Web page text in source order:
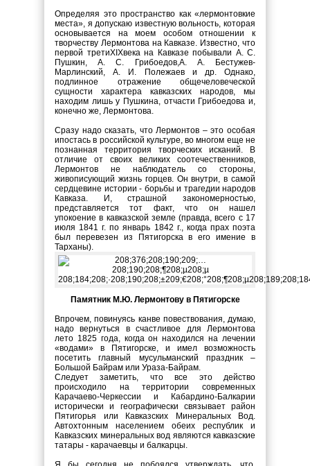
Определяя это пространство как «лермонтовкие
места», я допускаю известную вольность, которая
основывается на моем особом отношении к
творчеству Лермонтова на Кавказе. Известно, что
первой третиXIXвека на Кавказе побывали А. С.
Пушкин, А. С. Грибоедов,А. А. Бестужев-
Марлинский, А. И. Полежаев и др. Однако,
подлинное отражение общечеловеческой
сущности характера кавказских народов, мы
находим лишь у Пушкина, отчасти Грибоедова и,
конечно же, Лермонтова.
Сразу надо сказать, что Лермонтов – это особая
ипостась в российской культуре, во многом еще не
познанная территория творческих исканий. В
отличие от своих великих соотечественников,
Лермонтов не наблюдатель со стороны,
живописующий жизнь горцев. Он внутри, в самой
сердцевине истории - борьбы и трагедии народов
Кавказа. И, страшной закономерностью,
представляется тот факт, что он нашел
упокоение в кавказской земле (правда, всего с 17
июля 1841 г. по январь 1842 г., когда прах поэта
был перевезен из Пятигорска в его имение в
Тарханы).
Памятник М.Ю. Лермонтову в Пятигорске
Впрочем, повинуясь канве повествования, думаю,
надо вернуться в счастливое для Лермонтова
лето 1825 года, когда он находился на лечении
«водами» в Пятигорске, и имел возможность
посетить главный мусульманский праздник –
Большой Байрам или Ураза-Байрам.
Следует заметить, что все это действо
происходило на территории современных
Карачаево-Черкессии и Кабардино-Балкарии
исторически и географически связывает район
Пятигорья или Кавказских Минеральных Вод.
Автохтонным населением обеих республик и
Кавказских минеральных вод являются кавказские
татары - карачаевцы и балкарцы.